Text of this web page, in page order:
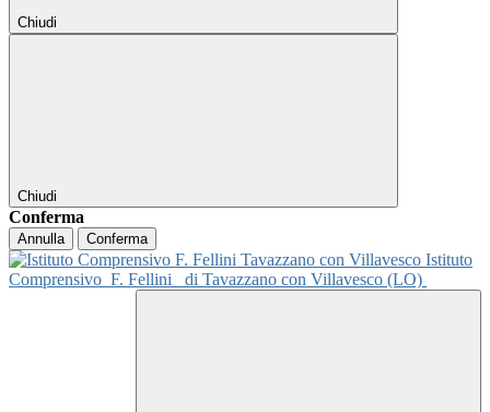
Chiudi
Chiudi
Conferma
Annulla Conferma
Istituto
Comprensivo F. Fellini di Tavazzano con Villavesco (LO)